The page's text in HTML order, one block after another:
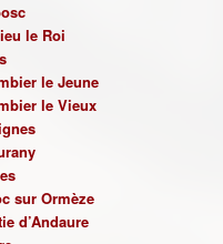
le Roi
le Jeune
le Vieux
sur Ormèze
d’Andaure